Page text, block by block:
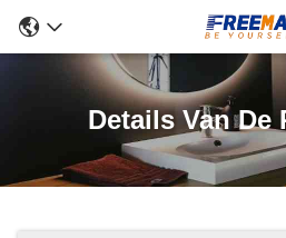
Details Van De